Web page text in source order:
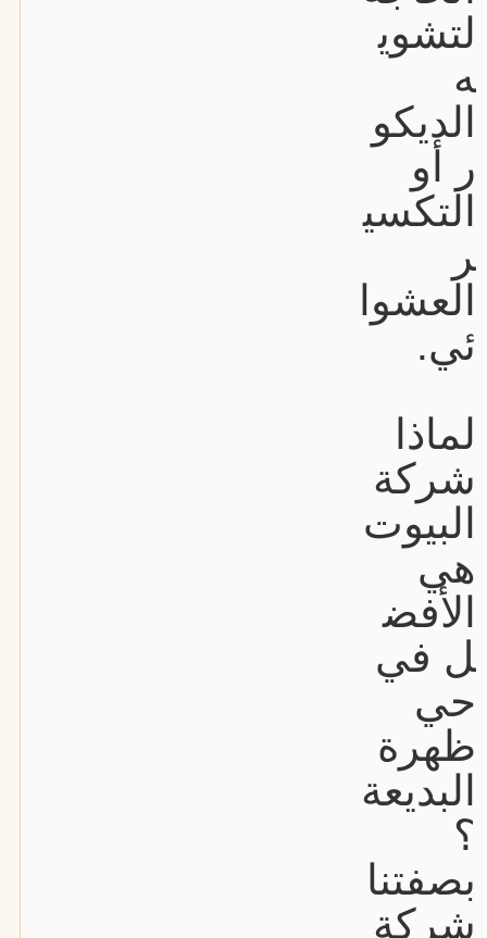
لتشوي
ه
الديكو
ر أو
التكسي
ر
العشوا
ئي.
لماذا
شركة
البيوت
هي
الأفض
ل في
حي
ظهرة
البديعة
؟
بصفتنا
شركة